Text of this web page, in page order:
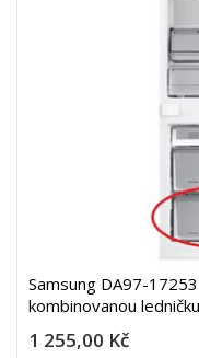
Samsung DA97-
kombinovanou ledničku
1 255,00 Kč